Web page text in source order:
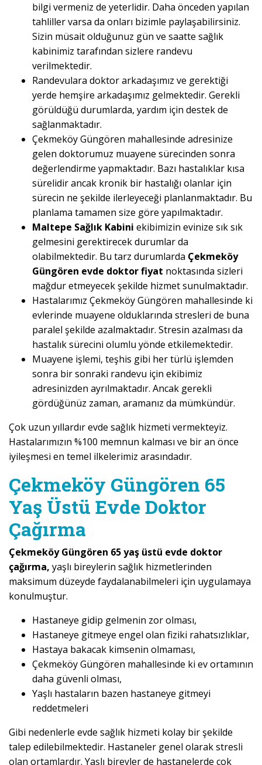
bilgi vermeniz de yeterlidir. Daha önceden yapılan
tahliller varsa da onları bizimle paylaşabilirsiniz.
Sizin müsait olduğunuz gün ve saatte sağlık
kabinimiz tarafından sizlere randevu
verilmektedir.
Randevulara doktor arkadaşımız ve gerektiği
yerde hemşire arkadaşımız gelmektedir. Gerekli
görüldüğü durumlarda, yardım için destek de
sağlanmaktadır.
Çekmeköy Güngören mahallesinde adresinize
gelen doktorumuz muayene sürecinden sonra
değerlendirme yapmaktadır. Bazı hastalıklar kısa
sürelidir ancak kronik bir hastalığı olanlar için
sürecin ne şekilde ilerleyeceği planlanmaktadır. Bu
planlama tamamen size göre yapılmaktadır.
Maltepe Sağlık Kabini ekibimizin evinize sık sık
gelmesini gerektirecek durumlar da
olabilmektedir. Bu tarz durumlarda Çekmeköy
Güngören evde doktor fiyat noktasında sizleri
mağdur etmeyecek şekilde hizmet sunulmaktadır.
Hastalarımız Çekmeköy Güngören mahallesinde ki
evlerinde muayene olduklarında stresleri de buna
paralel şekilde azalmaktadır. Stresin azalması da
hastalık sürecini olumlu yönde etkilemektedir.
Muayene işlemi, teşhis gibi her türlü işlemden
sonra bir sonraki randevu için ekibimiz
adresinizden ayrılmaktadır. Ancak gerekli
gördüğünüz zaman, aramanız da mümkündür.
Çok uzun yıllardır evde sağlık hizmeti vermekteyiz.
Hastalarımızın %100 memnun kalması ve bir an önce
iyileşmesi en temel ilkelerimiz arasındadır.
Çekmeköy Güngören 65
Yaş Üstü Evde Doktor
Çağırma
Çekmeköy Güngören 65 yaş üstü evde doktor
çağırma, yaşlı bireylerin sağlık hizmetlerinden
maksimum düzeyde faydalanabilmeleri için uygulamaya
konulmuştur.
Hastaneye gidip gelmenin zor olması,
Hastaneye gitmeye engel olan fiziki rahatsızlıklar,
Hastaya bakacak kimsenin olmaması,
Çekmeköy Güngören mahallesinde ki ev ortamının
daha güvenli olması,
Yaşlı hastaların bazen hastaneye gitmeyi
reddetmeleri
Gibi nedenlerle evde sağlık hizmeti kolay bir şekilde
talep edilebilmektedir. Hastaneler genel olarak stresli
olan ortamlardır. Yaşlı bireyler de hastanelerde çok